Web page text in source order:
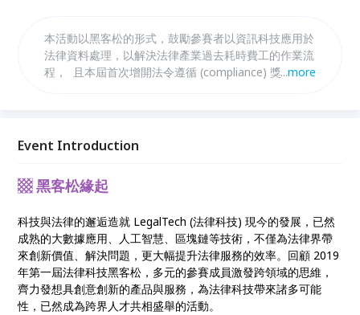
本活動以黑客松的形式，鼓勵參賽者以資訊科技應用於
法律資料處理，以解決法律產業過去耗時費工的作業流
程， 且本屆首次增開法令遵循 (compliance) 獎項，期
事全程直播，總獎金價值超過55萬，究竟誰能抱走最
...more
Event Introduction
▩ 黑客松緣起
科技與法律的邂逅造就 LegalTech (法律科技) 現今的發展，已然
成熟的大數據應用、人工智慧、區塊鏈等技術，不僅為法律界帶
來創新價值、解決問題，更大幅提升法律服務的效率。回顧 2019
年第一屆法律科技黑客松，多元的參賽成員激發跨領域的思維，
齊力發想具創意創新的產品與服務，為法律科技帶來諸多可能
性，已然成為跨界人才共相盛舉的活動。